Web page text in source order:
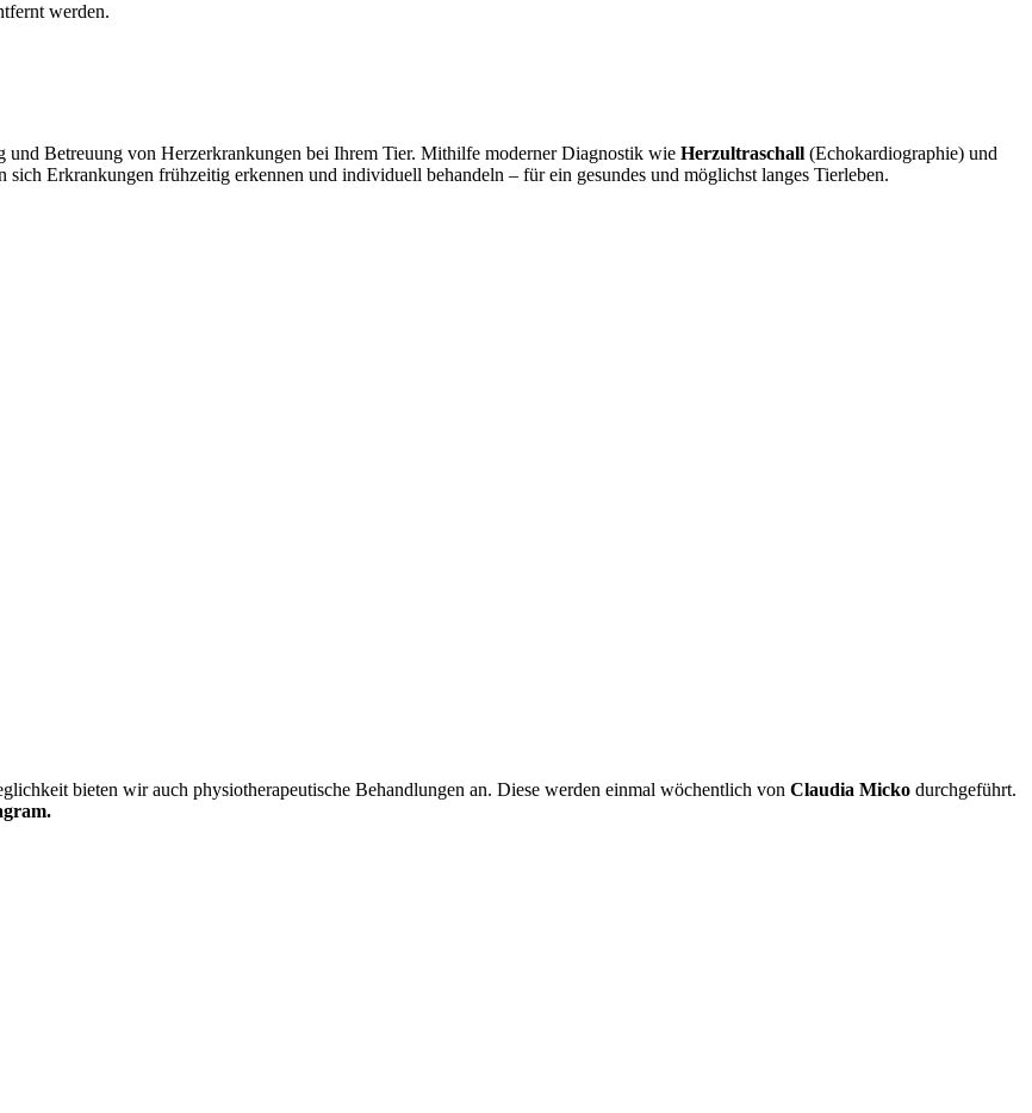
werden.
Betreuung von Herzerkrankungen bei Ihrem Tier. Mithilfe moderner Diagnostik wie Herzultraschall (Echokardiographie) und
Erkrankungen frühzeitig erkennen und individuell behandeln – für ein gesundes und möglichst langes Tierleben.
bieten wir auch physiotherapeutische Behandlungen an. Diese werden einmal wöchentlich von Claudia Micko durchgeführt.